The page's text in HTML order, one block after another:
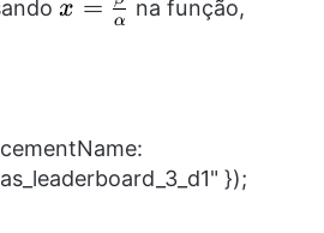
x=\frac{\beta}
x = α na função,
});